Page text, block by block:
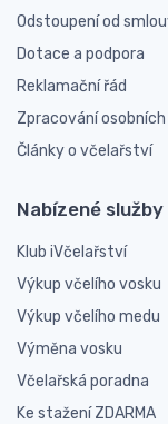
Odstoupení od
Dotace a podpora
Reklamační řád
Zpracování
Články o včelařství
Nabízené služby
Klub iVčelařství
Výkup včelího vosku
Výkup včelího medu
Výměna vosku
Včelařská poradna
Ke stažení ZDARMA